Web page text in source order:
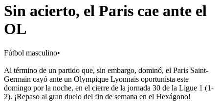
Sin acierto, el Paris cae ante el
OL
Fútbol masculino•
Al término de un partido que, sin embargo, dominó, el Paris Saint-
Germain cayó ante un Olympique Lyonnais oportunista este
domingo por la noche, en el cierre de la jornada 30 de la Ligue 1 (1-
2). ¡Repaso al gran duelo del fin de semana en el Hexágono!